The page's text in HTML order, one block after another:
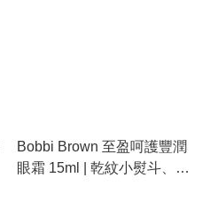
Bobbi Brown 至盈呵護豐潤
眼霜 15ml | 乾紋小熨斗、深